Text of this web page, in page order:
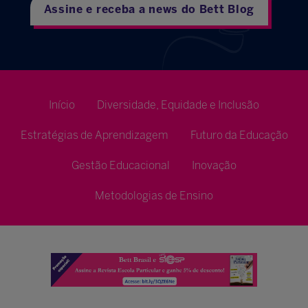
Assine e receba a news do Bett Blog
Início Diversidade, Equidade e Inclusão
Estratégias de Aprendizagem Futuro da Educação
Gestão Educacional Inovação
Metodologias de Ensino